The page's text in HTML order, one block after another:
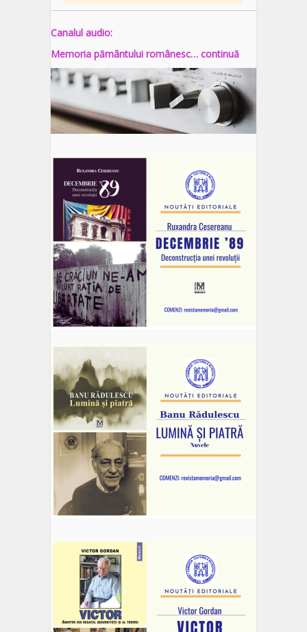
Canalul audio:
Memoria pământului românesc… continuă